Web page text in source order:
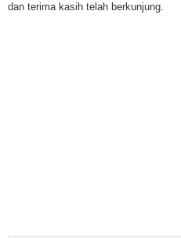
dan terima kasih telah berkunjung.